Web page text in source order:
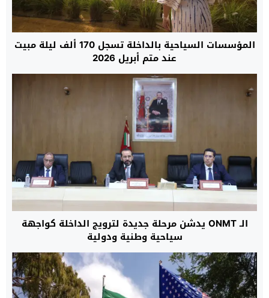
المؤسسات السياحية بالداخلة تسجل 170 ألف ليلة مبيت
عند متم أبريل 2026
الـ ONMT يدشن مرحلة جديدة لترويج الداخلة كواجهة
سياحية وطنية ودولية